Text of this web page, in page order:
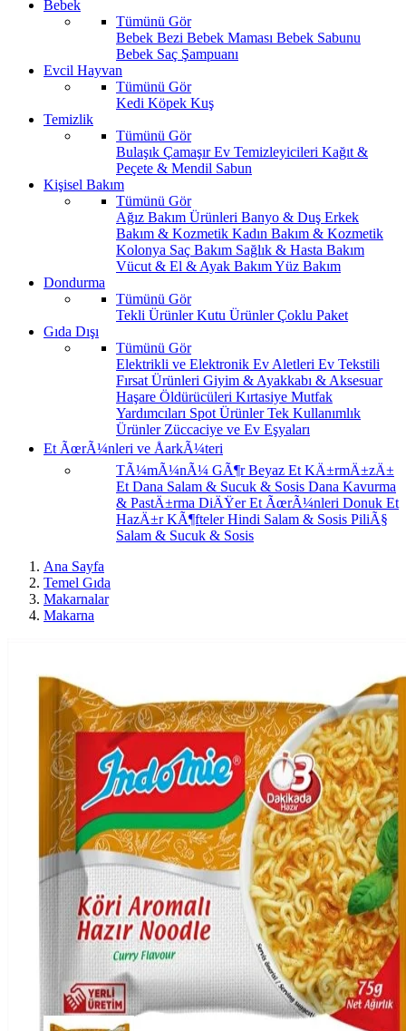
Bebek
Tümünü Gör
Bebek Bezi Bebek Maması Bebek Sabunu
Bebek Saç Şampuanı
Evcil Hayvan
Tümünü Gör
Kedi Köpek Kuş
Temizlik
Tümünü Gör
Bulaşık ÇamaşırEv Temizleyicileri Kağıt &
Peçete & Mendil Sabun
Kişisel Bakım
Tümünü Gör
Ağız Bakım Ürünleri Banyo & Duş Erkek
Bakım & Kozmetik Kadın Bakım & Kozmetik
Kolonya Saç Bakım Sağlık & Hasta Bakım
Vücut & El & Ayak BakımYüz Bakım
Dondurma
Tümünü Gör
Tekli ÜrünlerKutu ÜrünlerÇoklu Paket
Gıda Dışı
Tümünü Gör
Elektrikli ve Elektronik Ev Aletleri Ev Tekstili
Fırsat Ürünleri Giyim & Ayakkabı & Aksesuar
Haşare Öldürücüleri Kırtasiye Mutfak
Yardımcıları Spot ÜrünlerTek Kullanımlık
Ürünler Züccaciye ve Ev Eşyaları
Et ÃœrÃ¼nleri ve ÅarkÃ¼teri
TÃ¼mÃ¼nÃ¼ GÃ¶rBeyaz Et KÄ±rmÄ±zÄ±
Et Dana Salam & Sucuk & Sosis Dana Kavurma
& PastÄ±rma DiÄŸer Et ÃœrÃ¼nleri Donuk Et
HazÄ±r KÃ¶ftelerHindi Salam & Sosis PiliÃ§
Salam & Sucuk & Sosis
Ana Sayfa
Temel Gıda
Makarnalar
Makarna